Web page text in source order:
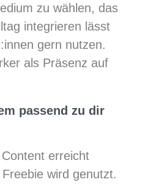
zu wählen, das
integrieren lässt
gern nutzen.
als Präsenz auf
passend zu dir
erreicht
wird genutzt.